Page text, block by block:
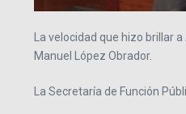
La velocidad que hizo brillar
Manuel López Obrador.
La Secretaría de Función